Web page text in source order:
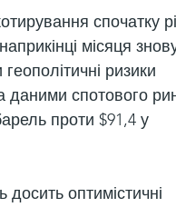
спочатку
місяця
ризики
даними спотового
проти $91,4 у
оптимістичні